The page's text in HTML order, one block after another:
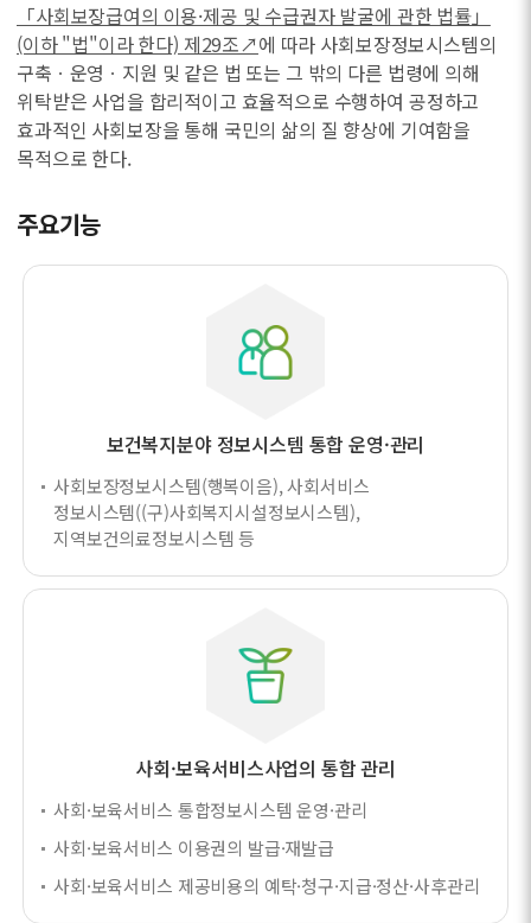
「사회보장급여의 이용·제공 및 수급권자 발굴에 관한 법률」
(이하 "법"이라 한다) 제29조↗에 따라 사회보장정보시스템의
구축ㆍ운영ㆍ지원 및 같은 법 또는 그 밖의 다른 법령에 의해
위탁받은 사업을 합리적이고 효율적으로 수행하여 공정하고
효과적인 사회보장을 통해 국민의 삶의 질 향상에 기여함을
목적으로 한다.
주요기능
보건복지분야 정보시스템 통합 운영·관리
사회보장정보시스템(행복이음), 사회서비스
정보시스템((구)사회복지시설정보시스템),
지역보건의료정보시스템 등
사회·보육서비스사업의 통합 관리
사회·보육서비스 통합정보시스템 운영·관리
사회·보육서비스 이용권의 발급·재발급
사회·보육서비스 제공비용의 예탁·청구·지급·정산·사후관리